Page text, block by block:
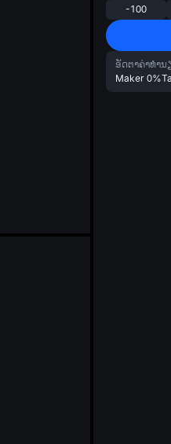
-100
ອັດຕາຄ່າທຳນ
Maker 0%